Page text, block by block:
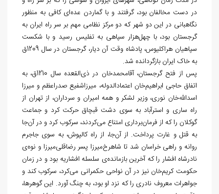
در دست مخالفان بود، گرفتند و با گماردن عده‏‏‌ای کافی به منظور
نگاهبانی در این دو شهر که دو مرکز نظامی مهم بر سر راه ایران به
گرجستان بود، با چهل‌‏هزار سپاهی به تفلیس رسید و با شکست
سپاهیان هراکلیوس، پادشاه وقت آن دیار، گرجستان در سال 1209ق
به خاک ایران بازگردانده شد.
پس از فتح گرجستان، آقامحمدخان در ذی
القعده سال 1210ق، به
اتفاق حاجی ابراهیم‌‏خان اعتمادالدوله، میرزاشفیع صدراعظم و میرزا
اسدالله‏‌خان نوری، وزیر لشکر و همه امیران و سرداران، از تهران از
راه ساری و استرآباد به سوی دشت قبچاق حرکت کرد و جماعت
گوکلان را که از فرمان‌برداری امتناع می‏‌کردند، سرکوب کرد و در آنجا
به قتل و غارت پرداخت. از آنجا، از راه کالپوش، به سوی جاجرم
روانه و راهی خراسان شد تا شاهرخ‌‏میرزا پسر رضاقلی‏‌میرزا و نوهی
نادرشاه افشار را که آخرین بازماندهی سلسله افشاریه بود و در زمان
حکومت کریم‌‏خان نیز در آن نواحی حکمرانی میکرد، سرکوب کند و
جواهرات معروف نادری را که نزد او بود، به چنگ آورد. این گوهرها،